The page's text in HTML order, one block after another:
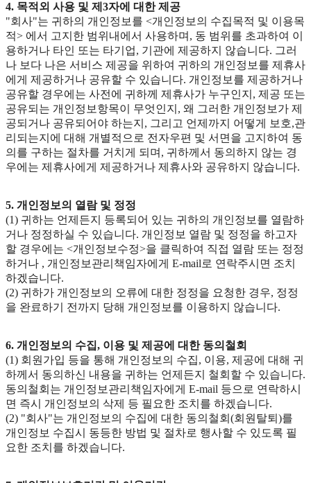
4. 목적외 사용 및 제3자에 대한 제공
"회사"는 귀하의 개인정보를 <개인정보의 수집목적 및 이용목
적> 에서 고지한 범위내에서 사용하며, 동 범위를 초과하여 이
용하거나 타인 또는 타기업, 기관에 제공하지 않습니다. 그러
나 보다 나은 서비스 제공을 위하여 귀하의 개인정보를 제휴사
에게 제공하거나 공유할 수 있습니다. 개인정보를 제공하거나
공유할 경우에는 사전에 귀하께 제휴사가 누구인지, 제공 또는
공유되는 개인정보항목이 무엇인지, 왜 그러한 개인정보가 제
공되거나 공유되어야 하는지, 그리고 언제까지 어떻게 보호,관
리되는지에 대해 개별적으로 전자우편 및 서면을 고지하여 동
의를 구하는 절차를 거치게 되며, 귀하께서 동의하지 않는 경
우에는 제휴사에게 제공하거나 제휴사와 공유하지 않습니다.
5. 개인정보의 열람 및 정정
(1) 귀하는 언제든지 등록되어 있는 귀하의 개인정보를 열람하
거나 정정하실 수 있습니다. 개인정보 열람 및 정정을 하고자
할 경우에는 <개인정보수정>을 클릭하여 직접 열람 또는 정정
하거나 , 개인정보관리책임자에게 E-mail로 연락주시면 조치
하겠습니다.
(2) 귀하가 개인정보의 오류에 대한 정정을 요청한 경우, 정정
을 완료하기 전까지 당해 개인정보를 이용하지 않습니다.
6. 개인정보의 수집, 이용 및 제공에 대한 동의철회
(1) 회원가입 등을 통해 개인정보의 수집, 이용, 제공에 대해 귀
하께서 동의하신 내용을 귀하는 언제든지 철회할 수 있습니다.
동의철회는 개인정보관리책임자에게 E-mail 등으로 연락하시
면 즉시 개인정보의 삭제 등 필요한 조치를 하겠습니다.
(2) "회사"는 개인정보의 수집에 대한 동의철회(회원탈퇴)를
개인정보 수집시 동등한 방법 및 절차로 행사할 수 있도록 필
요한 조치를 하겠습니다.